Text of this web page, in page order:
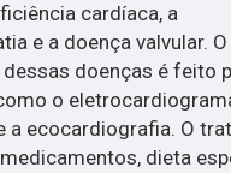
cardíaca, a
e a doença valvular. O
doenças é feito
o
a ecocardiografia. O
dieta